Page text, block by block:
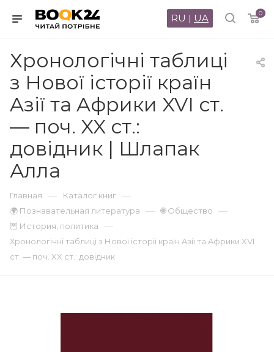
0
RU | UA
Хронологічні таблиці
з Нової історії країн
Aзії та Aфрики XVІ ст.
— поч. XX ст.:
довідник | Шлапак
Алла
Главная — Каталог книг —
🌍 Познавательная литература — 🌐 Общество —
🦉 История, политика —
Хронологічні таблиці з Нової історії країн Aзії та Aфрики XVІ
ст. — поч. XX ст.: довідник